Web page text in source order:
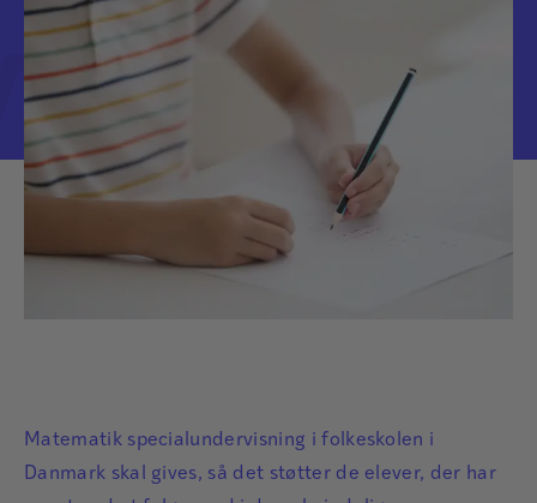
Matematik specialundervisning i folkeskolen i
Danmark skal gives, så det støtter de elever, der har